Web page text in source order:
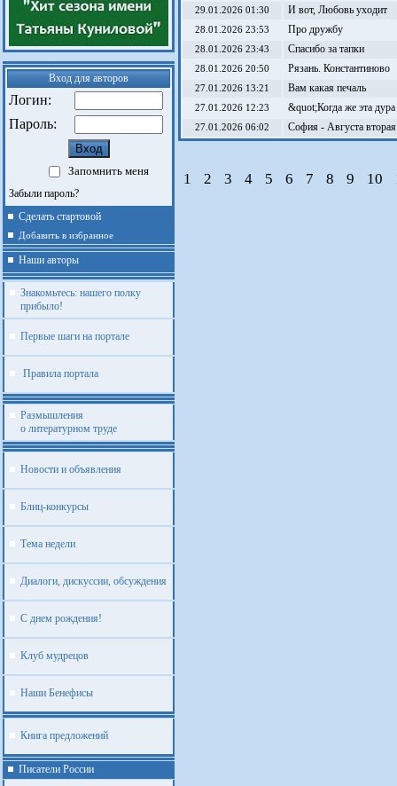
Вход для авторов
Логин:
Пароль:
Запомнить меня
Забыли пароль?
Сделать стартовой
Добавить в избранное
Наши авторы
Знакомьтесь: нашего полку
прибыло!
Первые шаги на портале
Правила портала
Размышления
о литературном труде
Новости и объявления
Блиц-конкурсы
Тема недели
Диалоги, дискуссии, обсуждения
С днем рождения!
Клуб мудрецов
Наши Бенефисы
Книга предложений
Писатели России
29.01.2026 01:30 И вот, Любовь уходит
28.01.2026 23:53 Про дружбу
28.01.2026 23:43 Спасибо за тапки
28.01.2026 20:50 Рязань. Константиново
27.01.2026 13:21 Вам какая печаль
27.01.2026 12:23 &quot;Когда же эта
27.01.2026 06:02 София - Августа вторая
1 2 3 4 5 6 7 8 9 10